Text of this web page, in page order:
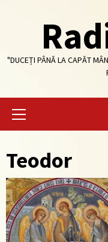
"DUCEȚI PÂNĂ LA CAPĂT
Primary
Teodor